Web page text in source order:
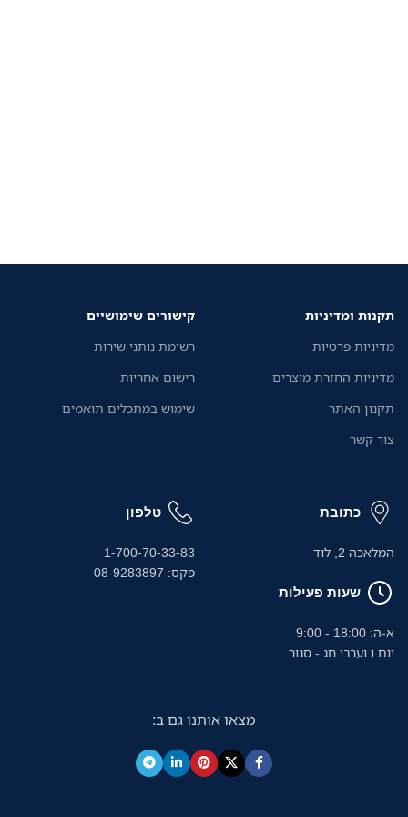
תקנות ומדיניות
מדיניות פרטיות
מדיניות החזרת מוצרים
תקנון האתר
צור קשר
קישורים שימושיים
רשימת נותני שירות
רישום אחריות
שימוש במתכלים תואמים
כתובת
המלאכה 2, לוד
שעות פעילות
א-ה: 18:00 - 9:00
יום ו וערבי חג - סגור
טלפון
1-700-70-33-83
פקס: 08-9283897
מצאו אותנו גם ב: